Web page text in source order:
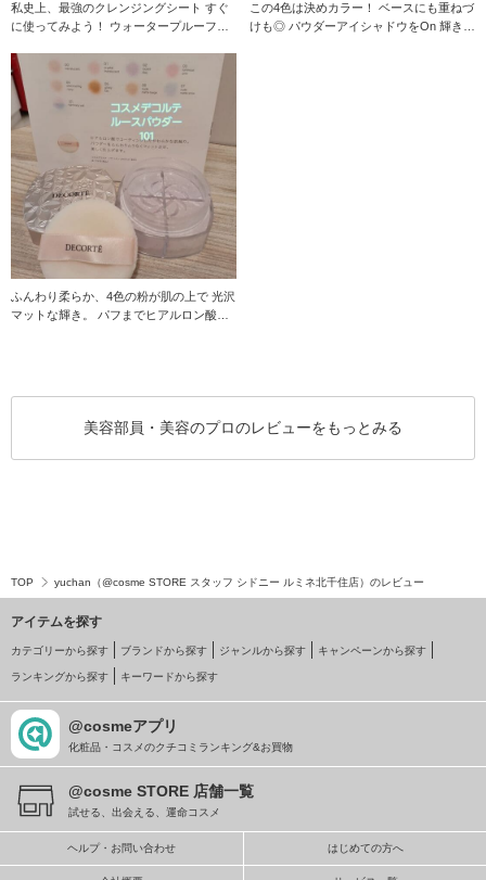
私史上、最強のクレンジングシート すぐ
に使ってみよう！ ウォータープルーフの
この4色は決めカラー！ ベースにも重ねづ
けも◎ パウダーアイシャドウをOn 輝きU
ふんわり柔らか、4色の粉が肌の上で 光沢
マットな輝き。 パフまでヒアルロン酸入
美容部員・美容のプロのレビューをもっとみる
TOP yuchan（@cosme STORE スタッフ シドニー ルミネ北千住店）のレビュー
アイテムを探す
カテゴリーから探す ブランドから探す ジャンルから探す キャンペーンから探す
ランキングから探す キーワードから探す
@cosmeアプリ
化粧品・コスメのクチコミランキング&お買物
@cosme STORE 店舗一覧
試せる、出会える、運命コスメ
ヘルプ・お問い合わせ はじめての方へ